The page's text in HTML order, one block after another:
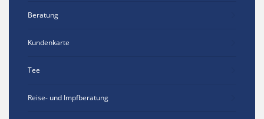
Beratung
Kundenkarte
Tee
Reise- und Impfberatung